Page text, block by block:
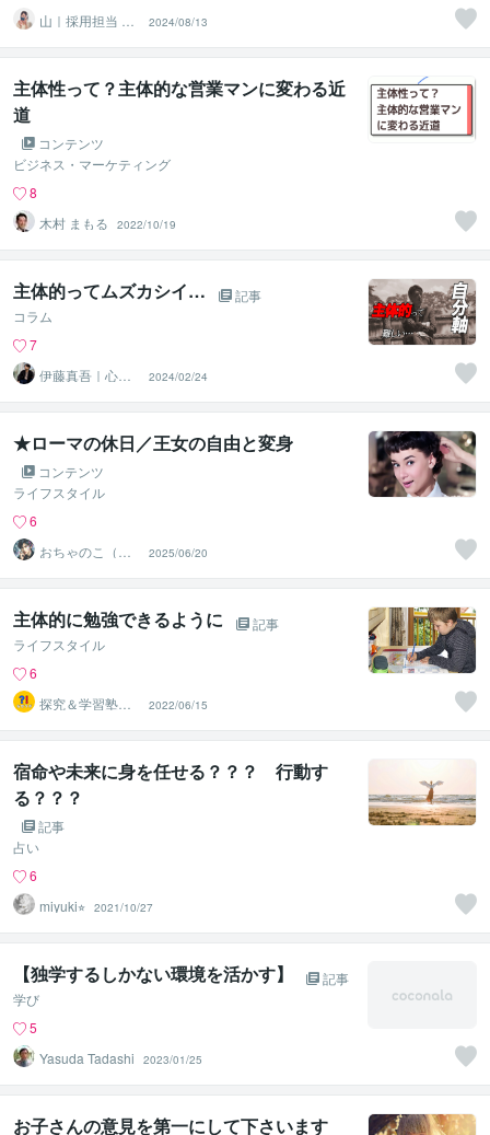
山｜採用担当 ×
求人改善 × 業務
改善
2024/08/13
主体性って？主体的な営業マンに変わる近
道
コンテンツ
ビジネス・マーケティング
8
木村 まもる
2022/10/19
主体的ってムズカシイ…
記事
コラム
7
伊藤真吾｜心理
カウンセラー
2024/02/24
★ローマの休日／王女の自由と変身
コンテンツ
ライフスタイル
6
おちゃのこ（御
茶乃子祭々）
2025/06/20
主体的に勉強できるように
記事
ライフスタイル
6
探究＆学習塾｜
なぜラボ
2022/06/15
宿命や未来に身を任せる？？？ 行動す
る？？？
記事
占い
6
miyuki⭐︎ 2021/10/27
【独学するしかない環境を活かす】
記事
学び
5
Yasuda Tadashi
2023/01/25
お子さんの意見を第一にして下さいます